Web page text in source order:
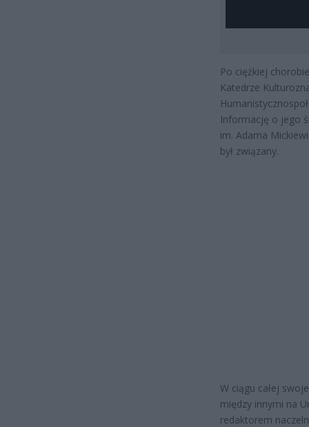
Po ciężkiej
Katedrze
Informację o jego
im. Adama
był związany.
W ciągu całej
między innymi na
redaktorem